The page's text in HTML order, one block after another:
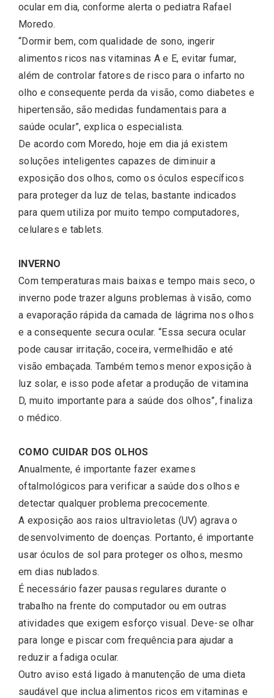
ocular em dia, conforme alerta o pediatra Rafael
Moredo.
“Dormir bem, com qualidade de sono, ingerir
alimentos ricos nas vitaminas A e E, evitar fumar,
além de controlar fatores de risco para o infarto no
olho e consequente perda da visão, como diabetes e
hipertensão, são medidas fundamentais para a
saúde ocular”, explica o especialista.
De acordo com Moredo, hoje em dia já existem
soluções inteligentes capazes de diminuir a
exposição dos olhos, como os óculos específicos
para proteger da luz de telas, bastante indicados
para quem utiliza por muito tempo computadores,
celulares e tablets.
INVERNO
Com temperaturas mais baixas e tempo mais seco, o
inverno pode trazer alguns problemas à visão, como
a evaporação rápida da camada de lágrima nos olhos
e a consequente secura ocular. “Essa secura ocular
pode causar irritação, coceira, vermelhidão e até
visão embaçada. Também temos menor exposição à
luz solar, e isso pode afetar a produção de vitamina
D, muito importante para a saúde dos olhos”, finaliza
o médico.
COMO CUIDAR DOS OLHOS
Anualmente, é importante fazer exames
oftalmológicos para verificar a saúde dos olhos e
detectar qualquer problema precocemente.
A exposição aos raios ultravioletas (UV) agrava o
desenvolvimento de doenças. Portanto, é importante
usar óculos de sol para proteger os olhos, mesmo
em dias nublados.
É necessário fazer pausas regulares durante o
trabalho na frente do computador ou em outras
atividades que exigem esforço visual. Deve-se olhar
para longe e piscar com frequência para ajudar a
reduzir a fadiga ocular.
Outro aviso está ligado à manutenção de uma dieta
saudável que inclua alimentos ricos em vitaminas e